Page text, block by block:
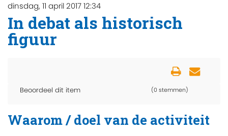
dinsdag, 11 april 2017 12:34
In debat als historisch
figuur
Beoordeel dit item (0 stemmen)
Waarom / doel van de activiteit